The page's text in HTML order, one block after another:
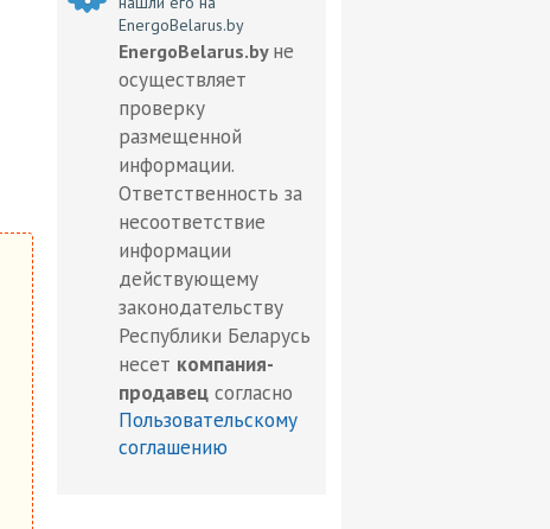
EnergoBelarus.by
EnergoBelarus.by не
осуществляет
проверку
размещенной
информации.
Ответственность за
несоответствие
информации
действующему
законодательству
Республики Беларусь
несет компания-
продавец согласно
Пользовательскому
соглашению